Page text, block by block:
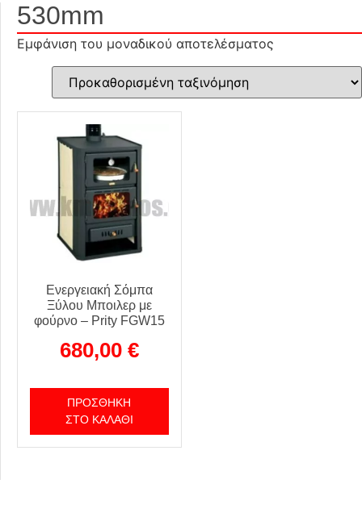
530mm
Εμφάνιση του μοναδικού αποτελέσματος
Ενεργειακή Σόμπα
Ξύλου Μποιλερ με
φούρνο – Prity FGW15
680,00 €
ΠΡΟΣΘΉΚΗ
ΣΤΟ ΚΑΛΆΘΙ